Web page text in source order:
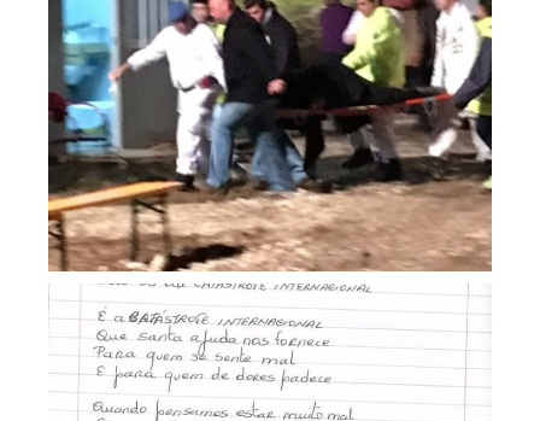
Apoio médico á festa
académica em Lisboa